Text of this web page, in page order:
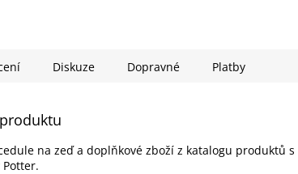
Diskuze Dopravné Platby
na zeď a doplňkové zboží z katalogu produktů